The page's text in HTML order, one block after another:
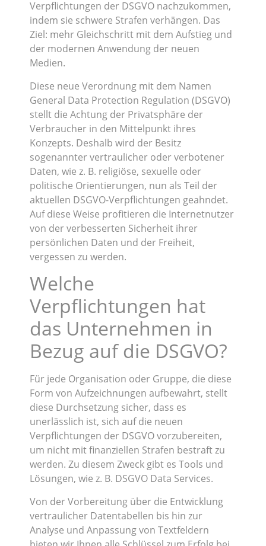
Verpflichtungen der DSGVO nachzukommen,
indem sie schwere Strafen verhängen. Das
Ziel: mehr Gleichschritt mit dem Aufstieg und
der modernen Anwendung der neuen
Medien.
Diese neue Verordnung mit dem Namen
General Data Protection Regulation (DSGVO)
stellt die Achtung der Privatsphäre der
Verbraucher in den Mittelpunkt ihres
Konzepts. Deshalb wird der Besitz
sogenannter vertraulicher oder verbotener
Daten, wie z. B. religiöse, sexuelle oder
politische Orientierungen, nun als Teil der
aktuellen DSGVO-Verpflichtungen geahndet.
Auf diese Weise profitieren die Internetnutzer
von der verbesserten Sicherheit ihrer
persönlichen Daten und der Freiheit,
vergessen zu werden.
Welche
Verpflichtungen hat
das Unternehmen in
Bezug auf die DSGVO?
Für jede Organisation oder Gruppe, die diese
Form von Aufzeichnungen aufbewahrt, stellt
diese Durchsetzung sicher, dass es
unerlässlich ist, sich auf die neuen
Verpflichtungen der DSGVO vorzubereiten,
um nicht mit finanziellen Strafen bestraft zu
werden. Zu diesem Zweck gibt es Tools und
Lösungen, wie z. B. DSGVO Data Services.
Von der Vorbereitung über die Entwicklung
vertraulicher Datentabellen bis hin zur
Analyse und Anpassung von Textfeldern